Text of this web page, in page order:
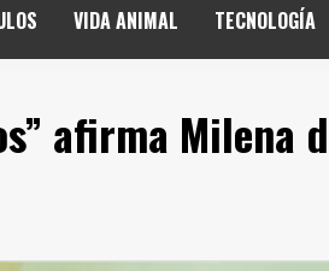
VIDA ANIMAL TECNOLOGÍA
afirma Milena